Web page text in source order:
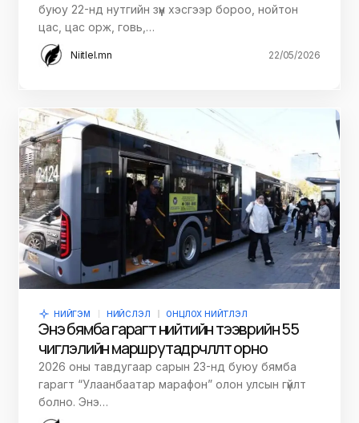
буюу 22-нд нутгийн зүүн хэсгээр бороо, нойтон
цас, цас орж, говь,…
Niitlel.mn 22/05/2026
НИЙГЭМ НИЙСЛЭЛ ОНЦЛОХ НИЙТЛЭЛ
Энэ бямба гарагт нийтийн тээврийн 55
чиглэлийн маршрутад өөрчлөлт орно
2026 оны тавдугаар сарын 23-нд буюу бямба
гарагт “Улаанбаатар марафон” олон улсын гүйлт
болно. Энэ…